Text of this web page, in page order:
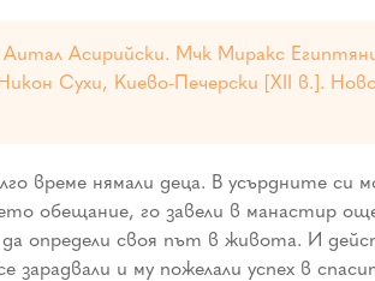
Асирийски. Мчк Миракс
Сухи, Киево-Печерски [XII в.].
време нямали деца. В усърдните
обещание, го завели в манастир
да определи своя път в живота. И
и му пожелали успех в